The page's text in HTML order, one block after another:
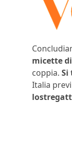
micette
coppia. Si
Italia